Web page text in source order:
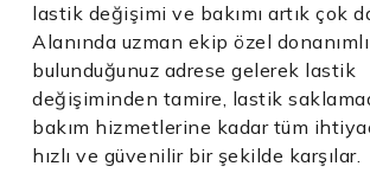
lastik değişimi ve bakımı artık çok
Alanında uzman ekip özel
bulunduğunuz adrese gelerek lastik
değişiminden tamire, lastik
bakım hizmetlerine kadar tüm
hızlı ve güvenilir bir şekilde karşılar.